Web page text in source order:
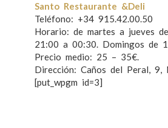
Santo Restaurante &Deli
Teléfono: +34 915.42.00.50
Horario: de martes a jueves
21:00 a 00:30. Domingos de
Precio medio: 25 – 35€.
Dirección: Caños del Peral, 9,
[put_wpgm id=3]